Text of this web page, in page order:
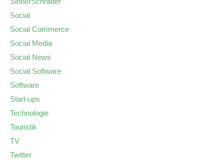
Social
Social Commerce
Social Media
Social News
Social Software
Software
Start-ups
Technologie
Touristik
TV
Twitter